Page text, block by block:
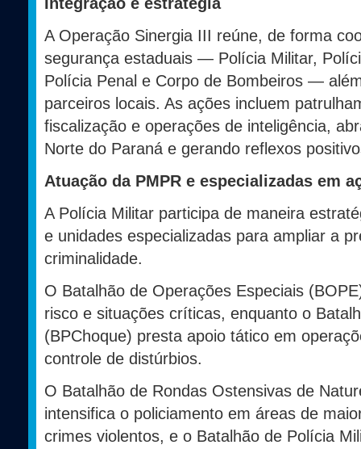
Integração e estratégia
A Operação Sinergia III reúne, de forma
segurança estaduais — Polícia Militar,
Polícia Penal e Corpo de Bombeiros —
parceiros locais. As ações incluem
fiscalização e operações de inteligência,
Norte do Paraná e gerando reflexos
Atuação da PMPR e especializadas em
A Polícia Militar participa de maneira
e unidades especializadas para ampliar a
criminalidade.
O Batalhão de Operações Especiais
risco e situações críticas, enquanto o
(BPChoque) presta apoio tático em
controle de distúrbios.
O Batalhão de Rondas Ostensivas de
intensifica o policiamento em áreas de
crimes violentos, e o Batalhão de Polícia